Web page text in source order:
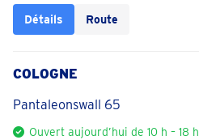
Détails Route
COLOGNE
Pantaleonswall 65
Ouvert aujourd’hui de 10 h – 18 h